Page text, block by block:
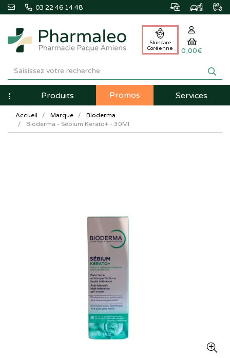
03 22 46 14 48
Pharmaleo
Pharmacie
Paque
Amiens
Skincare
Coréenne
0,00€
NavigationProduits Promos Services
Accueil Marque
Bioderma
Bioderma - Sébium Kerato+ - 30Ml